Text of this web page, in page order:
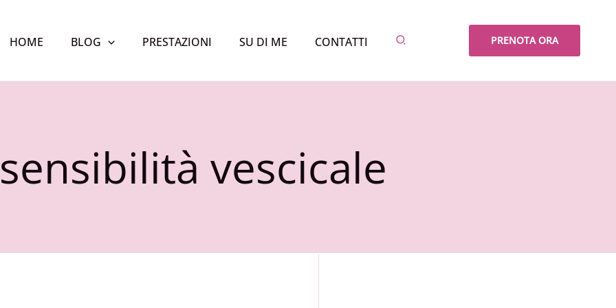
HOME BLOG PRESTAZIONI SU DI ME CONTATTI Cerca PRENOTA ORA
vescicale